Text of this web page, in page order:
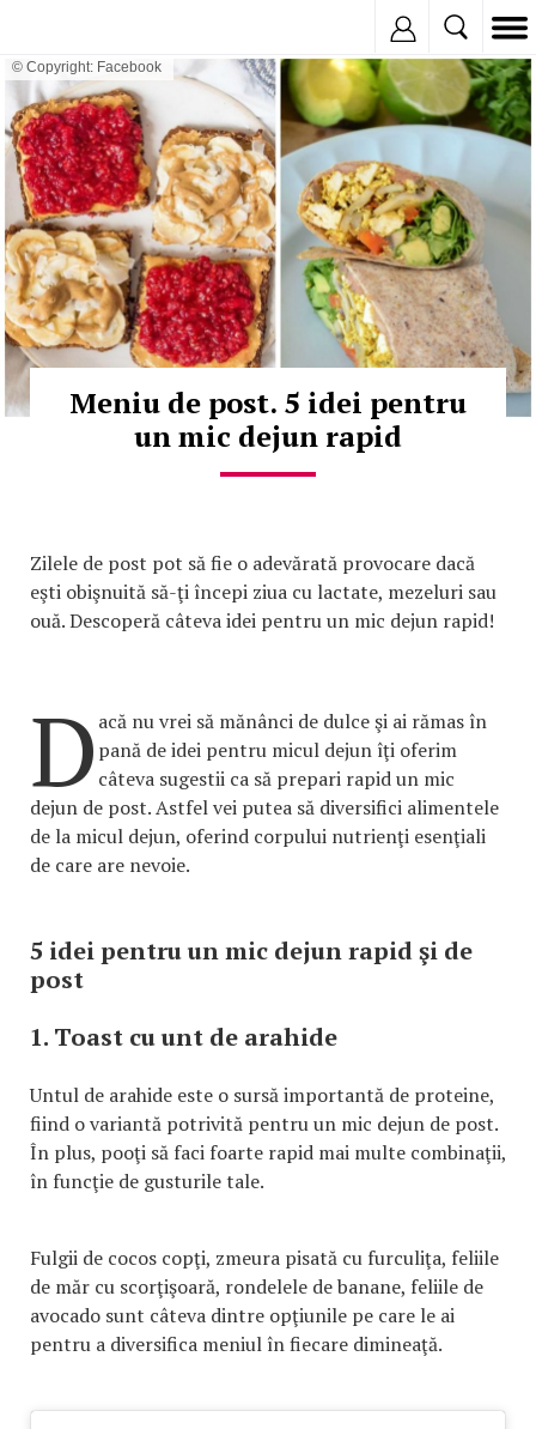
© Copyright: Facebook
Meniu de post. 5 idei pentru
un mic dejun rapid
Zilele de post pot să fie o adevărată provocare dacă
eşti obişnuită să-ţi începi ziua cu lactate, mezeluri sau
ouă. Descoperă câteva idei pentru un mic dejun rapid!
D acă nu vrei să mănânci de dulce şi ai rămas în
pană de idei pentru micul dejun îţi oferim
câteva sugestii ca să prepari rapid un mic
dejun de post. Astfel vei putea să diversifici alimentele
de la micul dejun, oferind corpului nutrienţi esenţiali
de care are nevoie.
5 idei pentru un mic dejun rapid şi de
post
1. Toast cu unt de arahide
Untul de arahide este o sursă importantă de proteine,
fiind o variantă potrivită pentru un mic dejun de post.
În plus, pooţi să faci foarte rapid mai multe combinaţii,
în funcţie de gusturile tale.
Fulgii de cocos copţi, zmeura pisată cu furculiţa, feliile
de măr cu scorţişoară, rondelele de banane, feliile de
avocado sunt câteva dintre opţiunile pe care le ai
pentru a diversifica meniul în fiecare dimineaţă.